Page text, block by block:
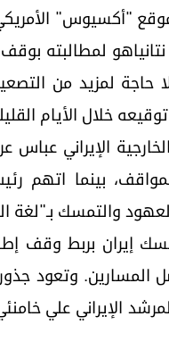
"أكسيوس"
نتانياهو لمطالبته
حاجة لمزيد من
خلال الأيام
الإيراني عباس
بينما اتهم
والتمسك بـ"لغة
إيران بربط وقف
وتعود
الإيراني علي